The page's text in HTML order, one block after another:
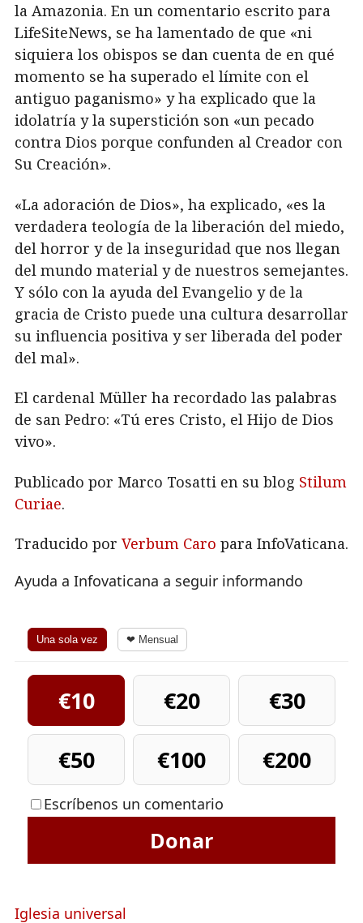
la Amazonia. En un comentario escrito para
LifeSiteNews, se ha lamentado de que «ni
siquiera los obispos se dan cuenta de en qué
momento se ha superado el límite con el
antiguo paganismo» y ha explicado que la
idolatría y la superstición son «un pecado
contra Dios porque confunden al Creador con
Su Creación».
«La adoración de Dios», ha explicado, «es la
verdadera teología de la liberación del miedo,
del horror y de la inseguridad que nos llegan
del mundo material y de nuestros semejantes.
Y sólo con la ayuda del Evangelio y de la
gracia de Cristo puede una cultura desarrollar
su influencia positiva y ser liberada del poder
del mal».
El cardenal Müller ha recordado las palabras
de san Pedro: «Tú eres Cristo, el Hijo de Dios
vivo».
Publicado por Marco Tosatti en su blog Stilum
Curiae.
Traducido por Verbum Caro para InfoVaticana.
Ayuda a Infovaticana a seguir informando
Una sola vez ❤ Mensual
€10 €20
€30
€50
€100 €200
Escríbenos un comentario
Donar
Iglesia universal